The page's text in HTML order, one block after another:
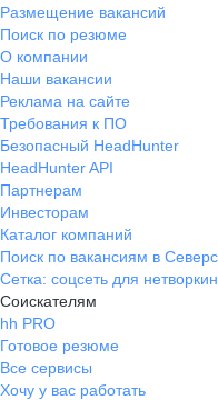
Размещение вакансий
Поиск по резюме
О компании
Наши вакансии
Реклама на сайте
Требования к ПО
Безопасный HeadHunter
HeadHunter API
Партнерам
Инвесторам
Каталог компаний
Поиск по вакансиям в
Сетка: соцсеть для
Соискателям
hh PRO
Готовое резюме
Все сервисы
Хочу у вас работать